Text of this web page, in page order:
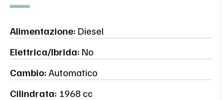
Alimentazione: Diesel
Elettrica/Ibrida: No
Cambio:Automatico
Cilindrata: 1968 cc